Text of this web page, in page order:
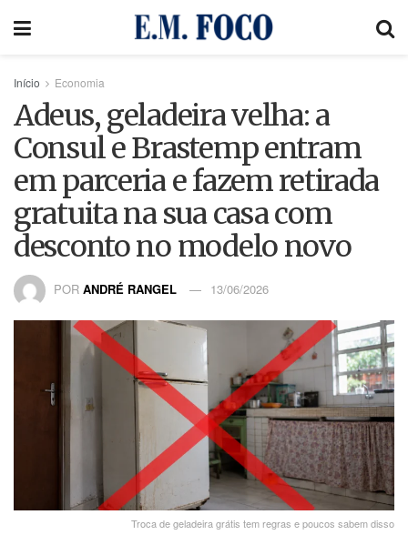
Início Economia
Adeus, geladeira velha: a
Consul e Brastemp entram
em parceria e fazem retirada
gratuita na sua casa com
desconto no modelo novo
POR ANDRÉ RANGEL 13/06/2026
Troca de geladeira grátis tem regras e poucos sabem disso